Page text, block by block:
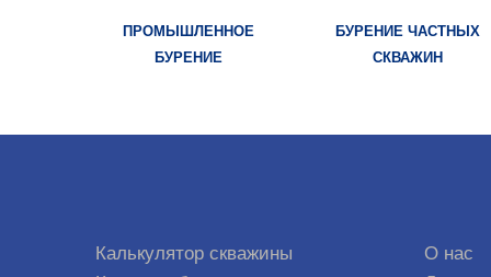
ПРОМЫШЛЕННОЕ
БУРЕНИЕ
БУРЕНИЕ ЧАСТНЫХ
СКВАЖИН
Калькулятор скважины
О нас